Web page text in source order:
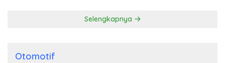
Selengkapnya
Otomotif